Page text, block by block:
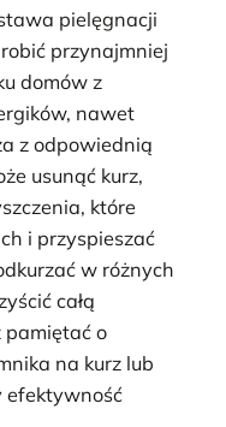
pielęgnacji
przynajmniej
domów z
nawet
z odpowiednią
usunąć kurz,
które
i przyspieszać
w różnych
całą
o
na kurz lub
efektywność